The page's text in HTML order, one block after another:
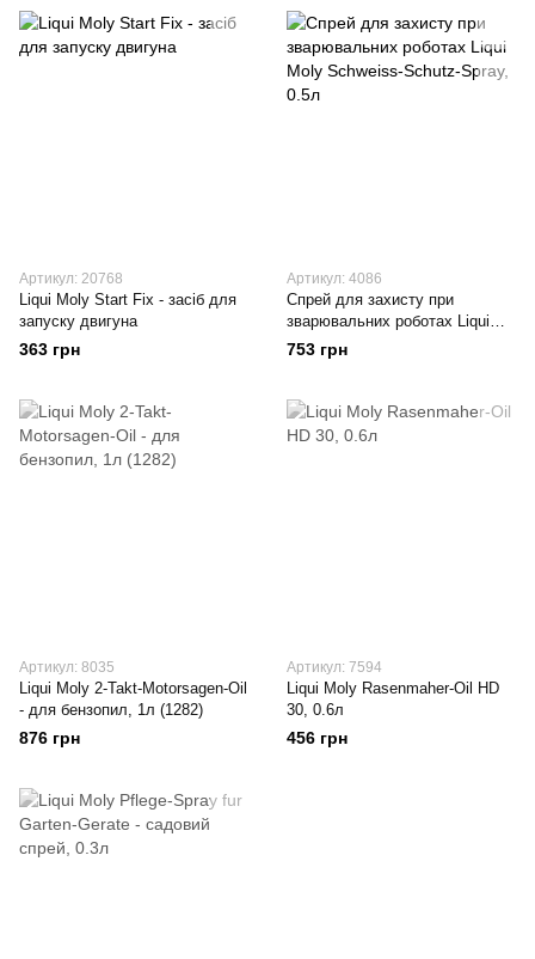
Артикул: 20768
Liqui Moly Start Fix - засіб для
запуску двигуна
363 грн
Артикул: 4086
Спрей для захисту при
зварювальних роботах Liqui
Moly Schweiss-Schutz-Spray,
753 грн
Артикул: 8035
Liqui Moly 2-Takt-Motorsagen-Oil
- для бензопил, 1л (1282)
876 грн
Артикул: 7594
Liqui Moly Rasenmaher-Oil HD
30, 0.6л
456 грн